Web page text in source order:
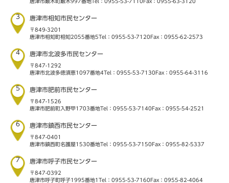
3 唐津市相知市民センター
〒849-3201
唐津市相知町相知2055番地5Tel：0955-53-7120 Fax：0955-62-2573
4 唐津市北波多市民センター
〒847-1292
唐津市北波多徳須恵1097番地4Tel：0955-53-7130 Fax：0955-64-3116
5 唐津市肥前市民センター
〒847-1526
唐津市肥前町入野甲1703番地Tel：0955-53-7140 Fax：0955-54-2521
6 唐津市鎮西市民センター
〒847-0401
唐津市鎮西町名護屋1530番地Tel：0955-53-7150 Fax：0955-82-5337
7 唐津市呼子市民センター
〒847-0392
唐津市呼子町呼子1995番地1 Tel：0955-53-7160 Fax：0955-82-4064